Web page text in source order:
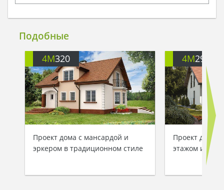
Подобные
4M320
Проект дома с мансардой и
эркером в традиционном стиле
4M290A
Проект дома
этажом и